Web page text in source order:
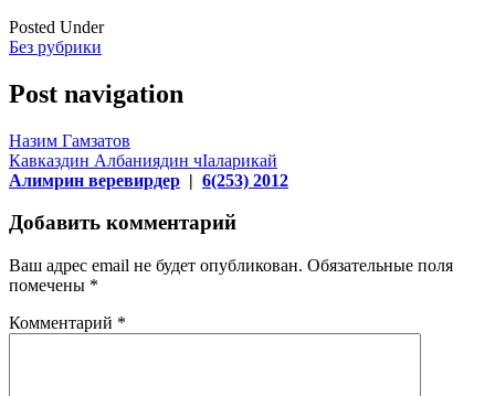
Posted Under
Без рубрики
Post navigation
Назим Гамзатов
Кавказдин Албаниядин чIаларикай
Алимрин веревирдер | 6(253) 2012
Добавить комментарий
Ваш адрес email не будет опубликован. Обязательные поля
помечены *
Комментарий *